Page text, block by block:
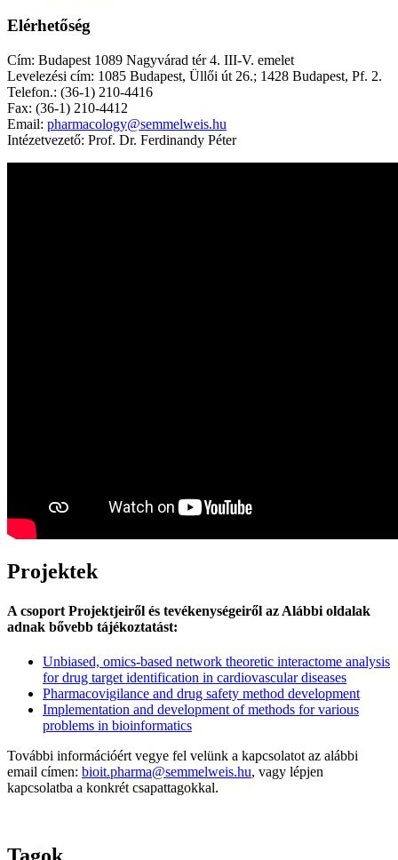
Elérhetőség
Cím: Budapest 1089 Nagyvárad tér 4. III-V. emelet
Levelezési cím: 1085 Budapest, Üllői út 26.; 1428 Budapest, Pf. 2.
Telefon.: (36-1) 210-4416
Fax: (36-1) 210-4412
Email: pharmacology@semmelweis.hu
Intézetvezető: Prof. Dr. Ferdinandy Péter
Projektek
A csoport Projektjeiről és tevékenységeiről az Alábbi oldalak
adnak bővebb tájékoztatást:
Unbiased, omics-based network theoretic interactome analysis
for drug target identification in cardiovascular diseases
Pharmacovigilance and drug safety method development
Implementation and development of methods for various
problems in bioinformatics
További információért vegye fel velünk a kapcsolatot az alábbi
email címen: bioit.pharma@semmelweis.hu, vagy lépjen
kapcsolatba a konkrét csapattagokkal.